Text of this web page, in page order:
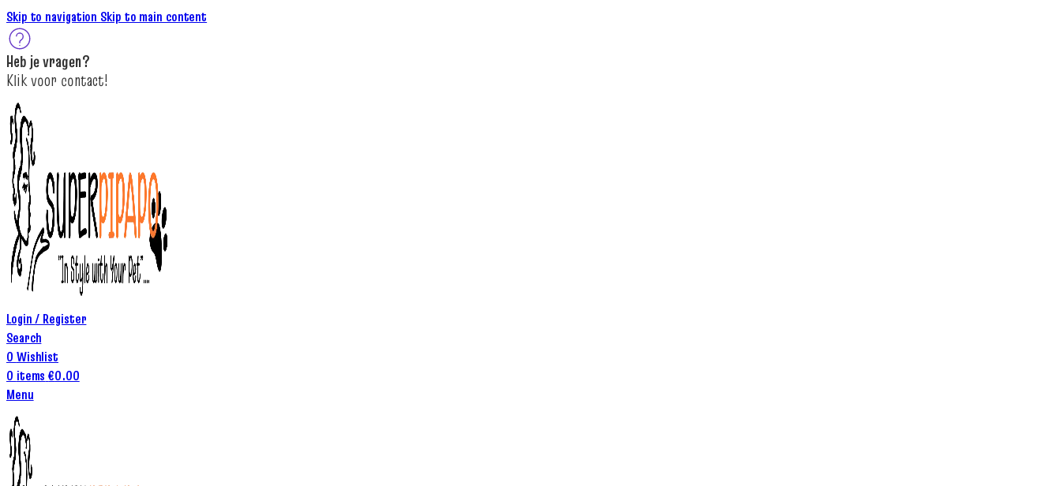
Skip to navigation Skip to main content
Heb jevragen?
Klikvoor contact!
Login / Register
Search
0 Wishlist
0 items €0.00
Menu